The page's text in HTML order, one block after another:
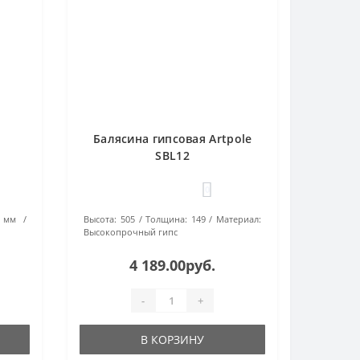
мм
Балясина гипсовая Artpole
SBL12
Высота: 505 Толщина: 149
Материал:
Высокопрочный гипс
4 189.00руб.
- +
В КОРЗИНУ